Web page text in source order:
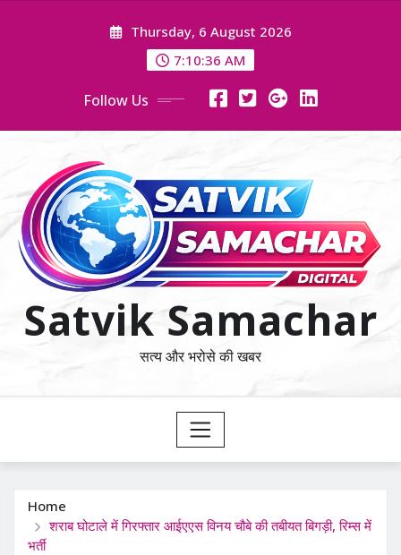
Thursday, 6 August 2026
7:10:37 AM
Follow Us
Satvik Samachar
सत्य और भरोसे की खबर
Home
शराब घोटाले में गिरफ्तार आईएएस विनय चौबे की तबीयत बिगड़ी, रिम्स में
भर्ती